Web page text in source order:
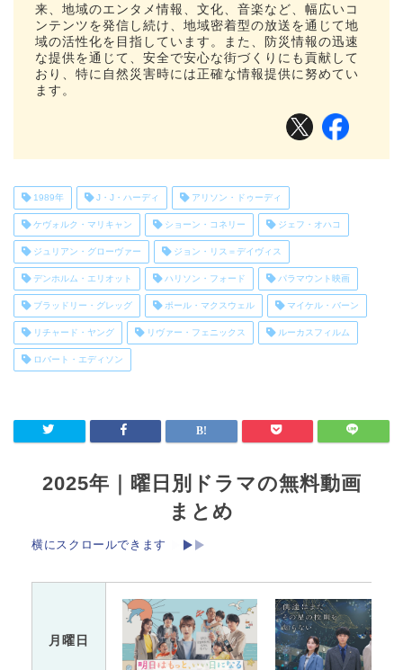
来、地域のエンタメ情報、文化、音楽など、幅広いコ
ンテンツを発信し続け、地域密着型の放送を通じて地
域の活性化を目指しています。また、防災情報の迅速
な提供を通じて、安全で安心な街づくりにも貢献して
おり、特に自然災害時には正確な情報提供に努めてい
ます。
1989年 J・J・ハーディ アリソン・ドゥーディ
ケヴォルク・マリキャン ショーン・コネリー ジェフ・オハコ
ジュリアン・グローヴァー ジョン・リス＝デイヴィス
デンホルム・エリオット ハリソン・フォード パラマウント映画
ブラッドリー・グレッグ ポール・マクスウェル マイケル・バーン
リチャード・ヤング リヴァー・フェニックス ルーカスフィルム
ロバート・エディソン
2025年｜曜日別ドラマの無料動画
まとめ
横にスクロールできます
月曜日